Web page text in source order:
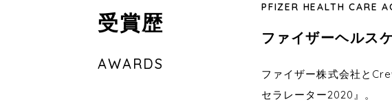
受賞歴
AWARDS
PFIZER HEALTH CARE
ファイザーヘルス
ファイザー株式会社と
セラレーター2020』。